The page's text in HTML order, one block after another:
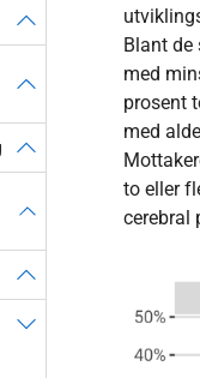
Blant de
med
prosent
med
to eller
cerebral